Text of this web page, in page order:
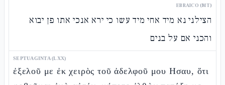
EBRAICO (MT)
הצילני נא מיד אחי מיד עשו כי ירא אנכי אתו פן יבוא
והכני אם על בנים
SEPTUAGINTA (LXX)
ἐξελοῦ με ἐκ χειρὸς τοῦ ἀδελφοῦ μου Ησαυ, ὅτι